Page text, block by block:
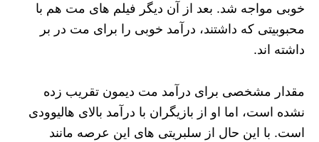
خوبی مواجه شد. بعد از آن دیگر فیلم های مت هم با
محبوبیتی که داشتند، درآمد خوبی را برای مت در بر
داشته اند.
مقدار مشخصی برای درآمد مت دیمون تقریب زده
نشده است، اما او از بازیگران با درآمد بالای هالیوودی
است. با این حال از سلبریتی های این عرصه مانند